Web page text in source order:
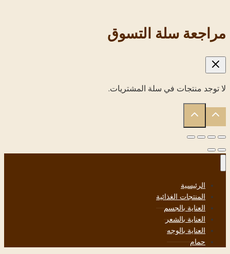
‏مراجعة سلة التسوق‏
لا توجد منتجات في سلة المشتريات.
الرئيسية
المنتجات الغذائية
العناية بالجسم
العناية بالشعر
العناية بالوجه
حمام